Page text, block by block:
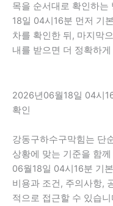
목을 순서대로 확인하
18일 04시16분 먼저 기
차를 확인한 뒤, 마지막
내를 받으면 더 정확하
2026년06월18일 04시
확인
강동구하수구막힘는 단
상황에 맞는 기준을 함
06월18일 04시16분 기
비용과 조건, 주의사항,
적으로 접근할 수 있습